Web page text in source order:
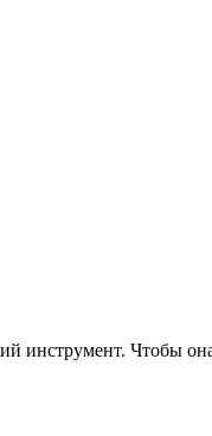
инструмент. Чтобы